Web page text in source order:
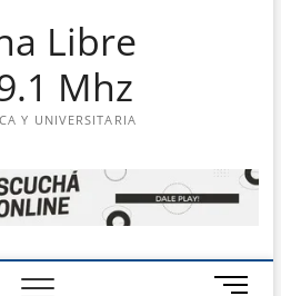
Libre
Mhz
Y UNIVERSITARIA
B